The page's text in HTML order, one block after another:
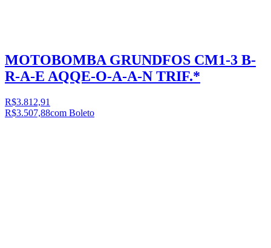
MOTOBOMBA GRUNDFOS CM1-3 B-
R-A-E AQQE-O-A-A-N TRIF.*
R$3.812,91
R$3.507,88com Boleto